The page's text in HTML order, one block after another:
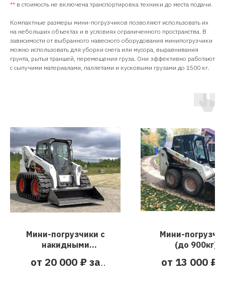
** в стоимость не включена транспортировка техники до места подачи.
Компактные размеры мини-погрузчиков позволяют использовать их
на небольших объектах и в условиях ограниченного пространства. В
зависимости от выбранного навесного оборудования минипогрузчики
можно использовать для уборки снега или мусора, выравнивания
грунта, рытья траншей, перемещения груза. Они эффективно работают
с сыпучими материалами, паллетами и кусковыми грузами до 1500 кг.
Мини-погрузчики с
накидными
от 20 000 ₽ за
Мини-
(до 900кг)
от 13 000 ₽